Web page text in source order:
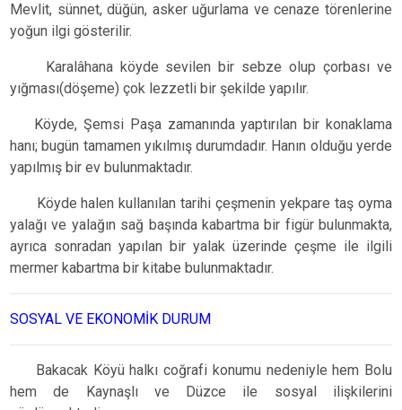
Mevlit, sünnet, düğün, asker uğurlama ve cenaze törenlerine
yoğun ilgi gösterilir.
Karalâhana köyde sevilen bir sebze olup çorbası ve
yığması(döşeme) çok lezzetli bir şekilde yapılır.
Köyde, Şemsi Paşa zamanında yaptırılan bir konaklama
hanı; bugün tamamen yıkılmış durumdadır. Hanın olduğu yerde
yapılmış bir ev bulunmaktadır.
Köyde halen kullanılan tarihi çeşmenin yekpare taş oyma
yalağı ve yalağın sağ başında kabartma bir figür bulunmakta,
ayrıca sonradan yapılan bir yalak üzerinde çeşme ile ilgili
mermer kabartma bir kitabe bulunmaktadır.
SOSYAL VE EKONOMİK DURUM
Bakacak Köyü halkı coğrafi konumu nedeniyle hem Bolu
hem de Kaynaşlı ve Düzce ile sosyal ilişkilerini